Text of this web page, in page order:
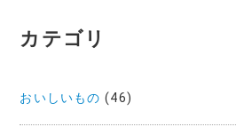
カテゴリ
おいしいもの (46)